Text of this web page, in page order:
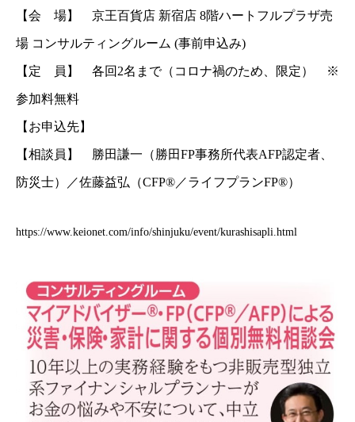
【会 場】 京王百貨店 新宿店 8階ハートフルプラザ売
場 コンサルティングルーム (事前申込み)
【定 員】 各回2名まで（コロナ禍のため、限定） ※
参加料無料
【お申込先】
【相談員】 勝田謙一（勝田FP事務所代表AFP認定者、
防災士）／佐藤益弘（CFP®／ライフプランFP®）
https://www.keionet.com/info/shinjuku/event/kurashisapli.html